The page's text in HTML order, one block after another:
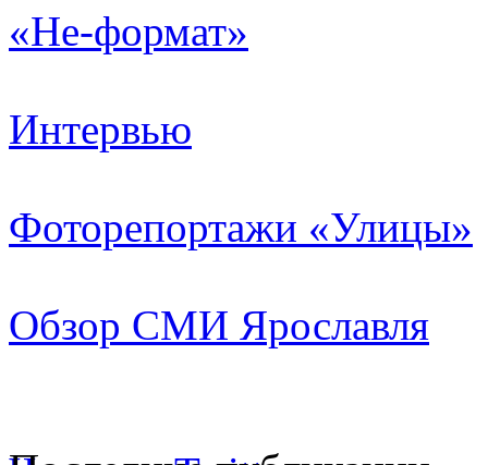
«Не-формат»
Интервью
Фоторепортажи «Улицы»
Обзор СМИ Ярославля